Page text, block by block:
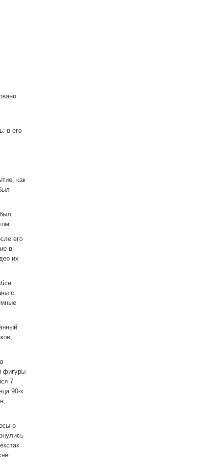
в его
как
его
в
их
с
фигуры
7
90-х
о